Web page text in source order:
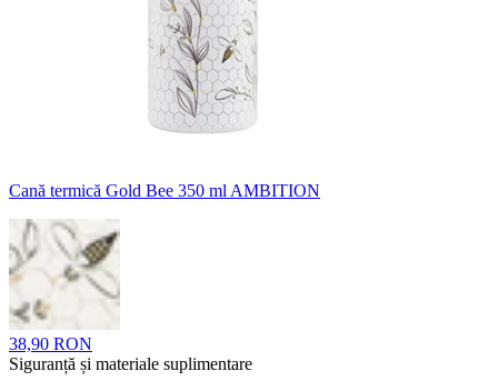
Cană termică Gold Bee 350 ml AMBITION
38,90 RON
Siguranță și materiale suplimentare